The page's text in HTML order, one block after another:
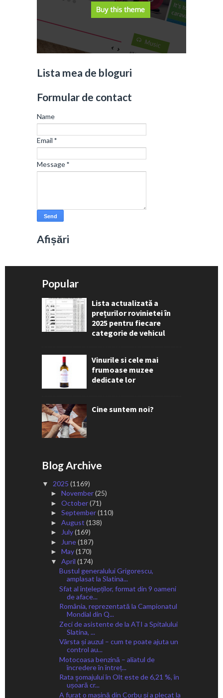
Lista mea de bloguri
Formular de contact
Name
Email *
Message*
Afișări
Popular
Lista actualizată a
prețurilor rovinietei în
2025 pentru fiecare
categorie de vehicul
Vinurile si cele mai
frumoase muzee
dedicate lor
Cine suntem noi?
Blog Archive
▼ 2025 (1169)
► November(25)
► October(71)
► September(110)
► August (138)
► July(169)
► June(187)
► May(170)
▼ April (174)
Bustul generalului Grigorescu,
amplasat la Slatina...
Sfat al înțelepților, format din 9 oameni
de aface...
România, reprezentată la Campionatul
Mondial din Q...
Zeci de asistente de la ATI a Spitalului
Slatina, ...
Vârsta și auzul – cum te poate ajuta un
control au...
Motocoasa benzină – aliatul de
încredere în întreț...
Rata şomajului în Olt este de 6,21 %, în
ușoară cr...
A furat o mașină din Corbu și a plecat la